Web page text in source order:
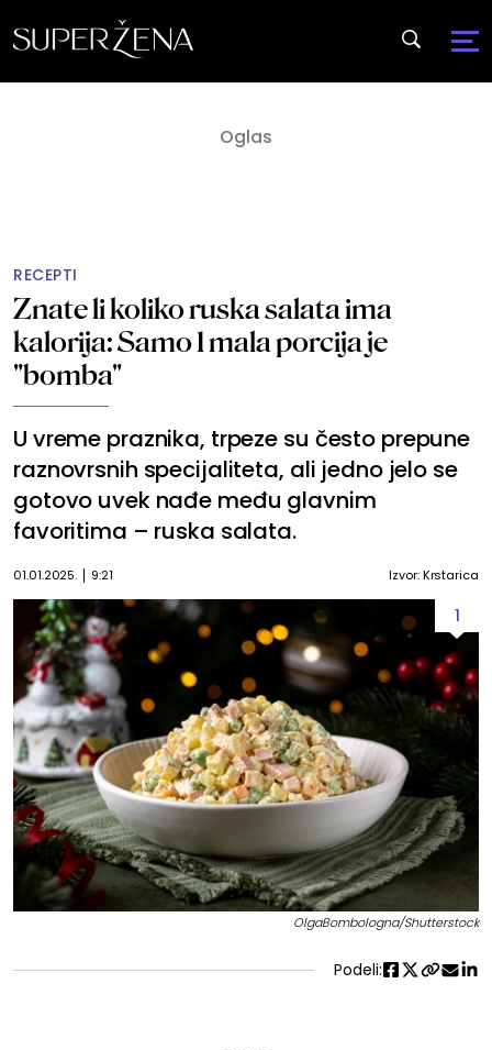
RECEPTI
Znate li koliko ruska salata ima
kalorija: Samo 1 mala porcija je
"bomba"
U vreme praznika, trpeze su često prepune
raznovrsnih specijaliteta, ali jedno jelo se
gotovo uvek nađe među glavnim
favoritima – ruska salata.
01.01.2025. 9:21 Izvor: Krstarica
1
OlgaBombologna/Shutterstock
Podeli: